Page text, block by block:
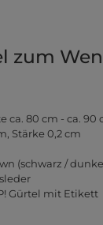
zum
ca. 80 cm - ca. 90
Stärke 0,2 cm
(schwarz /
Gürtel mit Etikett